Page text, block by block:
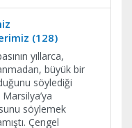
(128)
yıllarca,
büyük bir
söylediği
söylemek
Çengel